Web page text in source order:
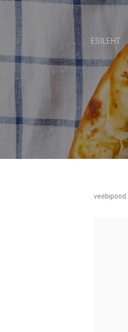
ESILEHT
veebipood